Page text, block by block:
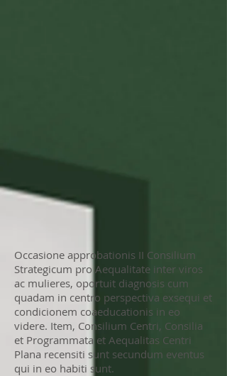
Occasione approbationis II Consilium
Strategicum pro Aequalitate inter viros
ac mulieres, oportuit diagnosis cum
quadam in centro perspectiva exsequi et
condicionem coaeducationis in eo
videre. Item, Consilium Centri, Consilia
et Programmata et Aequalitas Centri
Plana recensiti sunt secundum eventus
qui in eo habiti sunt.